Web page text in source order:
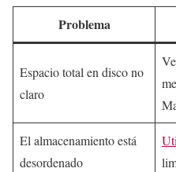
Problema
Espacio total en disco no
claro
El almacenamiento está
desordenado